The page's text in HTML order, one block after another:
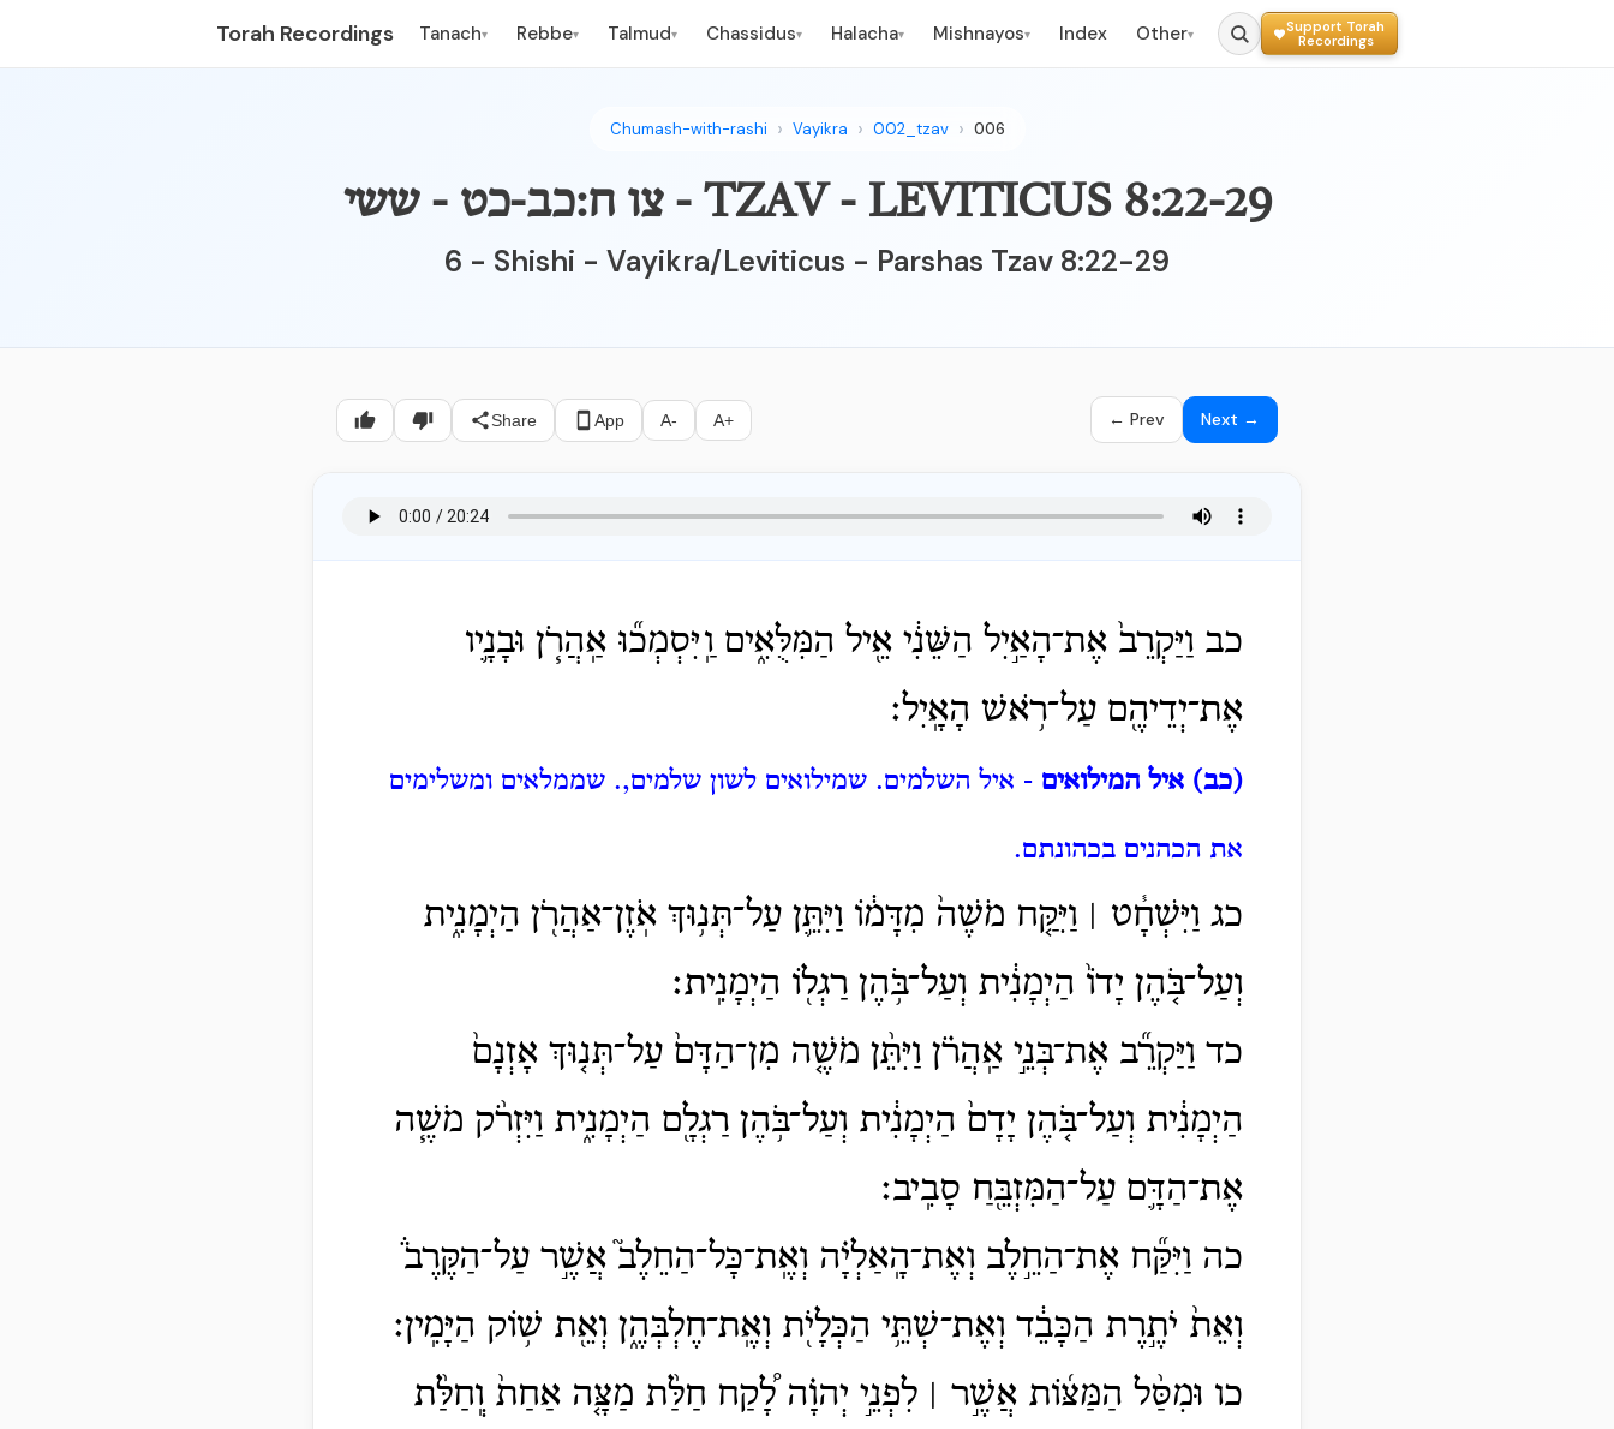
Torah Recordings Tanach▾ Rebbe▾ Talmud▾ Chassidus▾ Halacha▾ Mishnayos▾ Index Other▾
Support Torah
Recordings
Chumash-with-rashi Vayikra 002_tzav 006
TZAV - LEVITICUS 8:22-29 - צו ח:כב-כט - ששי
6 - Shishi - Vayikra/Leviticus - Parshas Tzav 8:22-29
Share App A- A+ ← Prev Next →
כב וַיַּקְרֵב֙ אֶת־הָאַ֣יִל הַשֵּׁנִ֔י אֵ֖יל הַמִּלֻּאִ֑ים וַֽיִּסְמְכ֞וּ אַֽהֲרֹ֧ן וּבָנָ֛יו
אֶת־יְדֵיהֶ֖ם עַל־רֹ֥אשׁ הָאָֽיִל׃
(כב) איל המילואים - איל השלמים. שמילואים לשון שלמים,. שממלאים ומשלימים
את הכהנים בכהונתם.
כג וַיִּשְׁחָ֓ט ׀ וַיִּקַּ֤ח מֹשֶׁה֙ מִדָּמ֔וֹ וַיִּתֵּ֛ן עַל־תְּנ֥וּךְ אֹֽזֶן־אַהֲרֹ֖ן הַיְמָנִ֑ית
וְעַל־בֹּ֤הֶן יָדוֹ֙ הַיְמָנִ֔ית וְעַל־בֹּ֥הֶן רַגְל֖וֹ הַיְמָנִֽית׃
כד וַיַּקְרֵ֞ב אֶת־בְּנֵ֣י אַֽהֲרֹ֗ן וַיִּתֵּ֨ן מֹשֶׁ֤ה מִן־הַדָּם֙ עַל־תְּנ֤וּךְ אָזְנָם֙
הַיְמָנִ֔ית וְעַל־בֹּ֤הֶן יָדָם֙ הַיְמָנִ֔ית וְעַל־בֹּ֥הֶן רַגְלָ֖ם הַיְמָנִ֑ית וַיִּזְרֹ֨ק מֹשֶׁ֧ה
אֶת־הַדָּ֛ם עַל־הַמִּזְבֵּ֖חַ סָבִֽיב׃
כה וַיִּקַּ֞ח אֶת־הַחֵ֣לֶב וְאֶת־הָֽאַלְיָ֗ה וְאֶֽת־כָּל־הַחֵלֶב֮ אֲשֶׁ֣ר עַל־הַקֶּרֶב֒
וְאֵת֙ יֹתֶ֣רֶת הַכָּבֵ֔ד וְאֶת־שְׁתֵּ֥י הַכְּלָיֹ֖ת וְאֶֽת־חֶלְבְּהֶ֑ן וְאֵ֖ת שׁ֥וֹק הַיָּמִֽין׃
כו וּמִסַּ֨ל הַמַּצּ֜וֹת אֲשֶׁ֣ר ׀ לִפְנֵ֣י יְהוָ֗ה לָ֠קַח חַלַּ֨ת מַצָּ֤ה אַחַת֙ וְֽחַלַּ֨ת